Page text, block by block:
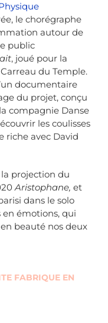
le chorégraphe
autour de
public
, joué pour la
du Temple.
documentaire
du projet, conçu
compagnie Danse
les coulisses
riche avec David
projection du
Aristophane, et
dans le solo
en émotions, qui
beauté nos deux
FABRIQUE EN